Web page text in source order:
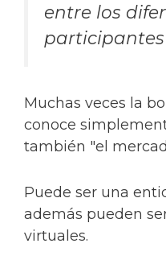
entre los
Muchas veces la
conoce
también "el
Puede ser una
además pueden
virtuales.